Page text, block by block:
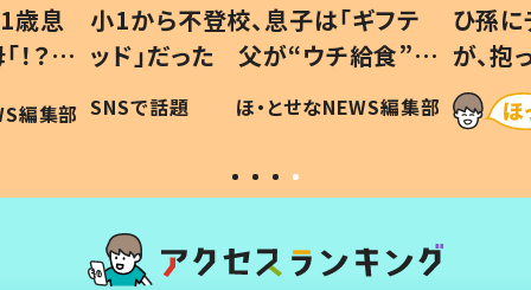
歳息
？」
編集部
小1から不登校、息子は「ギフテ
ッド」だった 父が“ウチ給食”を
作り続ける理由とは #令和の親
#令和の子
SNSで話題 ほ・とせなNEWS編集部
ひ孫
が、
「涙が
い」